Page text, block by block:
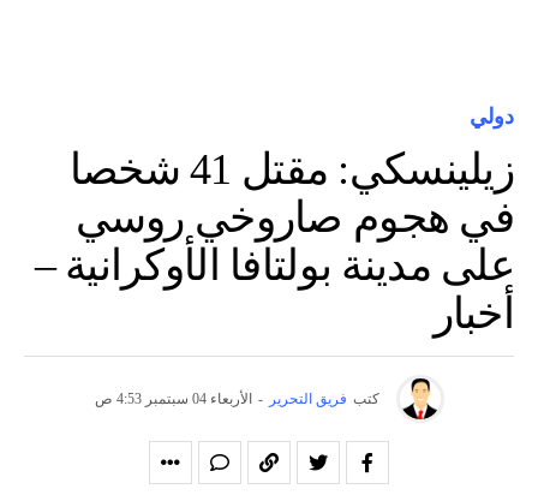
دولي
زيلينسكي: مقتل 41 شخصا
في هجوم صاروخي روسي
على مدينة بولتافا الأوكرانية –
أخبار
كتب فريق التحرير - الأربعاء 04 سبتمبر 4:53 ص